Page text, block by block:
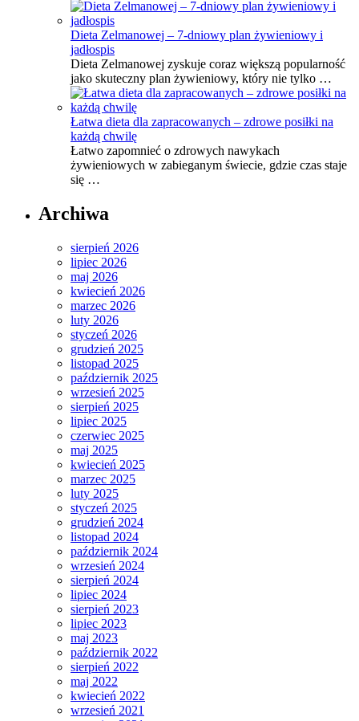
Dieta Zelmanowej – 7-dniowy plan żywieniowy i
jadłospis
Dieta Zelmanowej zyskuje coraz większą popularność
jako skuteczny plan żywieniowy, który nie tylko …
Łatwa dieta dla zapracowanych – zdrowe posiłki na
każdą chwilę
Łatwo zapomnieć o zdrowych nawykach
żywieniowych w zabieganym świecie, gdzie czas staje
się …
Archiwa
sierpień 2026
lipiec 2026
maj 2026
kwiecień 2026
marzec 2026
luty 2026
styczeń 2026
grudzień 2025
listopad 2025
październik 2025
wrzesień 2025
sierpień 2025
lipiec 2025
czerwiec 2025
maj 2025
kwiecień 2025
marzec 2025
luty 2025
styczeń 2025
grudzień 2024
listopad 2024
październik 2024
wrzesień 2024
sierpień 2024
lipiec 2024
sierpień 2023
lipiec 2023
maj 2023
październik 2022
sierpień 2022
maj 2022
kwiecień 2022
wrzesień 2021